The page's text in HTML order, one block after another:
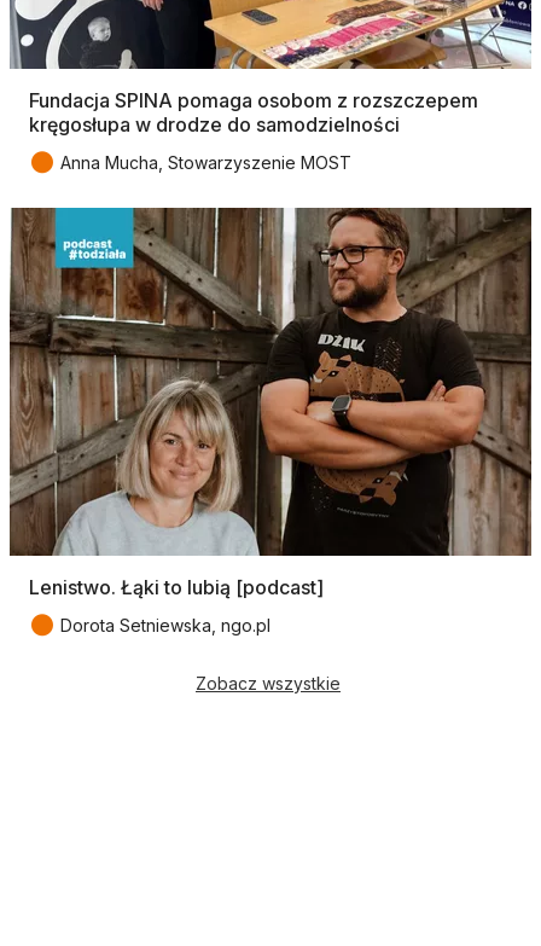
Fundacja SPINA pomaga osobom z rozszczepem
kręgosłupa w drodze do samodzielności
● Anna Mucha, Stowarzyszenie MOST
Lenistwo. Łąki to lubią [podcast]
● Dorota Setniewska, ngo.pl
Zobacz wszystkie